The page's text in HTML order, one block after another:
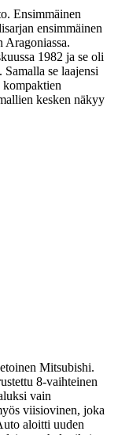
Ensimmäinen
ensimmäinen
Aragoniassa.
1982 ja se oli
se laajensi
kesken näkyy
Mitsubishi.
8-vaihteinen
vain
viisiovinen, joka
aloitti uuden